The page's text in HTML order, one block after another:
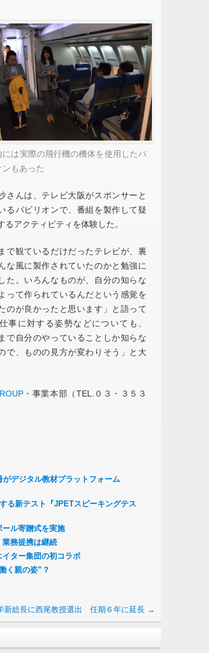
には実際の飛行機の機体を使用したパ
ンもあった
さんは、テレビ大阪がスポンサーと
るパビリオンで、番組を製作して疑
るアクティビティを体験した。
で観ているだけだったテレビが、裏
な風に製作されていたのかと勉強に
た。いろんなものが、自分の知らな
って作られているんだという感覚を
のが良かったと思います」と語って
事に対する姿勢などについても、
で自分のやっていることしか知らな
で、ものの見方が変わりそう」と大
・事業本部（TEL.０３・３５３
デジタル教材プラットフォーム
る新テスト『JPETスピーキングテス
ル寄贈式を実施
務提携は継続
ター集団の初コラボ
く親の姿”？
新総長に西尾教授選出 任期６年に延長 →